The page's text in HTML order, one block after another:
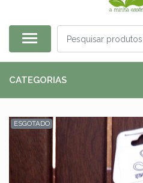
CATEGORIAS
ESGOTADO